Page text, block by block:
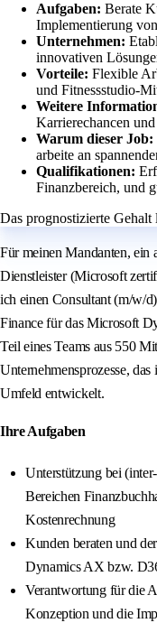
Aufgaben: Berate
Implementierung
Unternehmen:
innovativen
Vorteile: Flexible
und Fitnessstudio-
Weitere
Karrierechancen
Warum dieser Job:
arbeite an
Qualifikationen:
Finanzbereich, und
Das prognostizierte
Für meinen Mandanten,
Dienstleister (Microsoft
ich einen Consultant (m/w/
Finance für das Microsoft
Teil eines Teams aus 550
Unternehmensprozesse,
Umfeld entwickelt.
Ihre Aufgaben
Unterstützung bei
Bereichen
Kostenrechnung
Kunden beraten und
Dynamics AX bzw.
Verantwortung für die
Konzeption und die